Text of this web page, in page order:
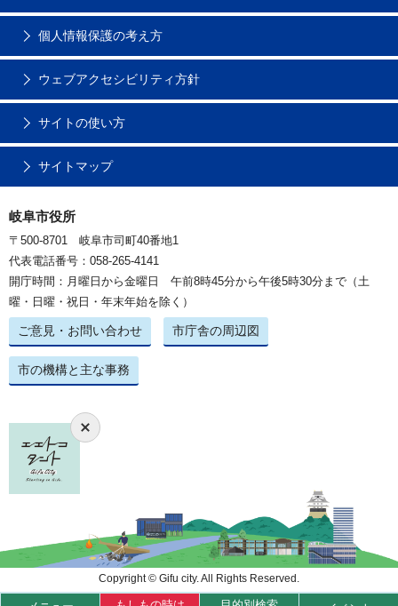
個人情報保護の考え方
ウェブアクセシビリティ方針
サイトの使い方
サイトマップ
岐阜市役所
〒500-8701 岐阜市司町40番地1
代表電話番号：058-265-4141
開庁時間：月曜日から金曜日 午前8時45分から午後5時30分まで（土
曜・日曜・祝日・年末年始を除く）
ご意見・お問い合わせ 市庁舎の周辺図
市の機構と主な事務
Copyright © Gifu city. All Rights Reserved.